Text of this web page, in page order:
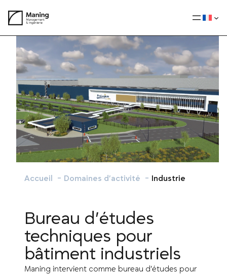
Accueil Domaines d’activité Industrie
Bureau d’études
techniques pour
bâtiment industriels
Maning intervient comme bureau d’études pour